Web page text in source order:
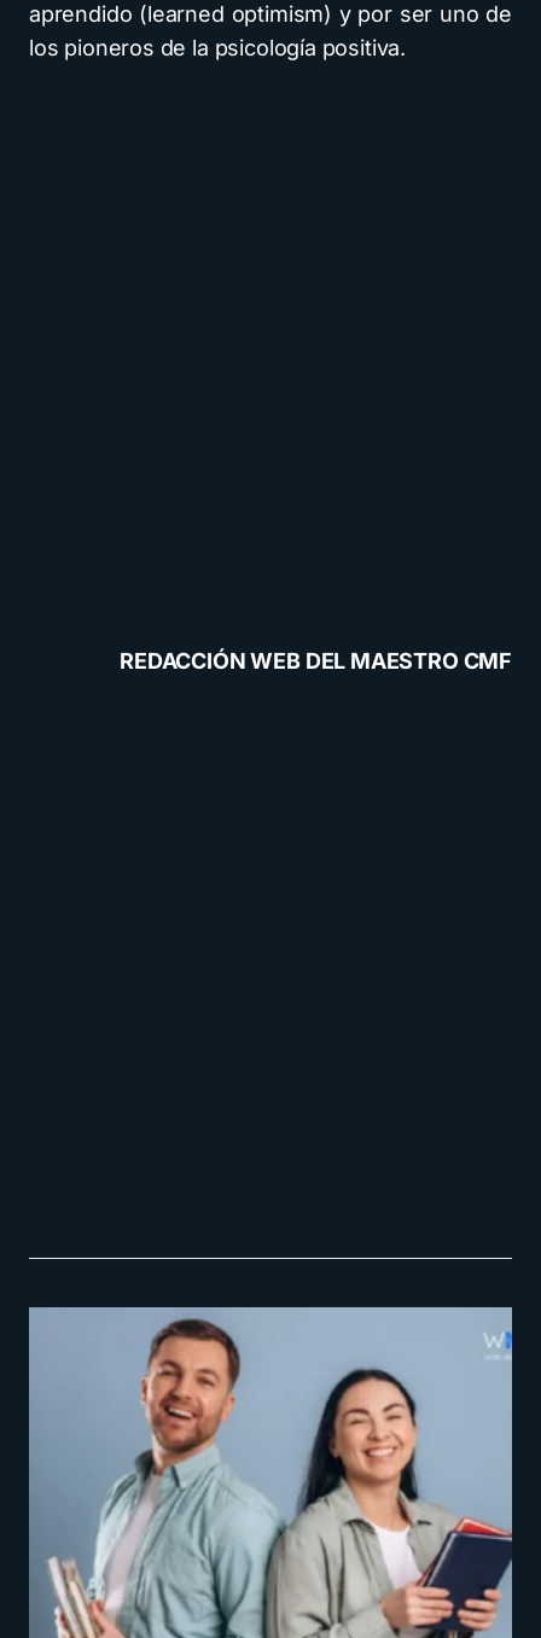
aprendido (learned optimism) y por ser uno de
los pioneros de la psicología positiva.
REDACCIÓN WEB DEL MAESTRO CMF